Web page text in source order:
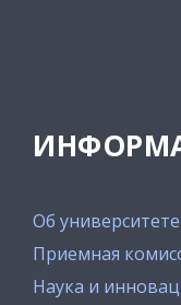
Об университете
Приемная
Наука и